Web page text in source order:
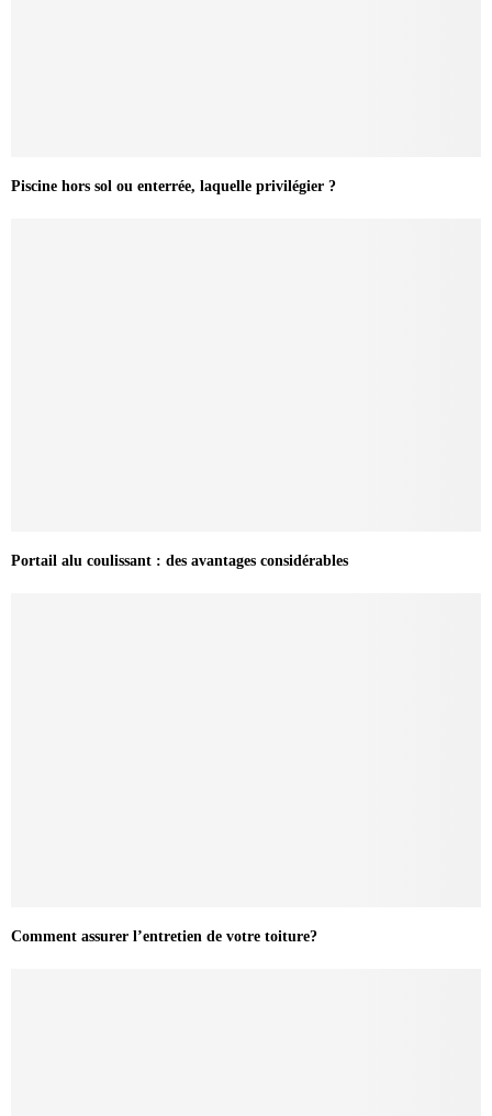
Piscine hors sol ou enterrée, laquelle privilégier ?
Portail alu coulissant : des avantages considérables
Comment assurer l’entretien de votre toiture?